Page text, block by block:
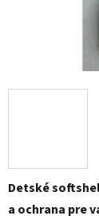
Detské
a ochrana pre